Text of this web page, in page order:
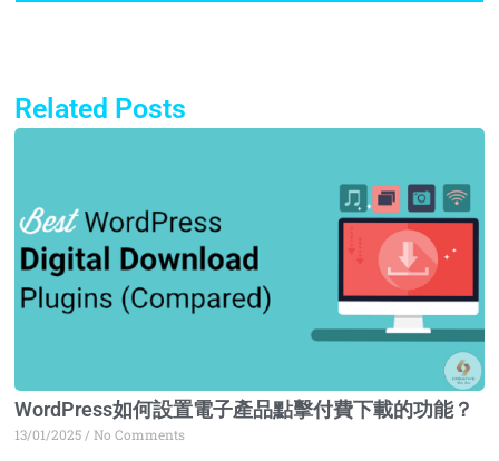
Related Posts
WordPress如何設置電子產品點擊付費下載的功能？
13/01/2025 No Comments